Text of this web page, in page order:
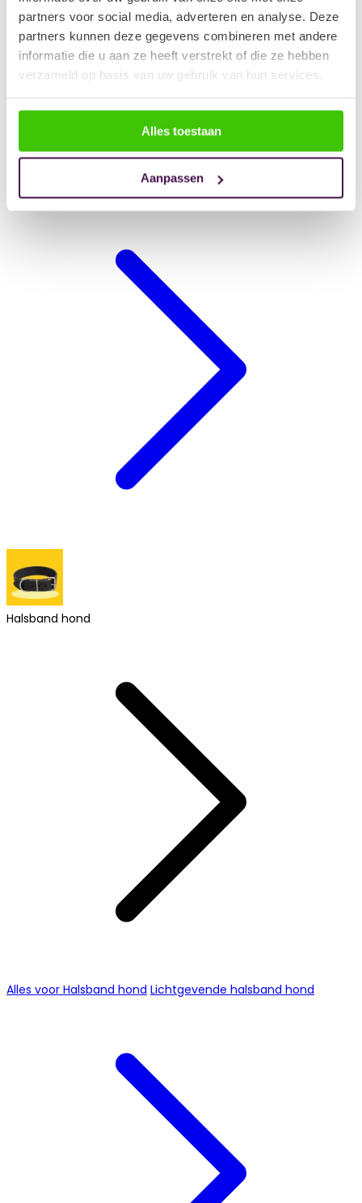
partners voor social media, adverteren en analyse. Deze
partners kunnen deze gegevens combineren met andere
informatie die u aan ze heeft verstrekt of die ze hebben
verzameld op basis van uw gebruik van hun services.
Alles toestaan
Aanpassen
Halsband hond
Alles voor Halsband hond Lichtgevende halsband hond